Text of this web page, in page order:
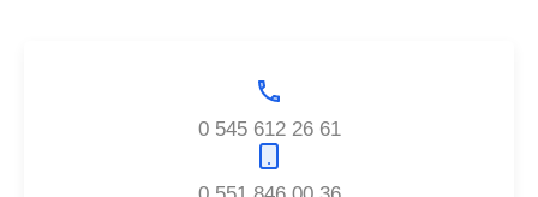
0 545 612 26 61